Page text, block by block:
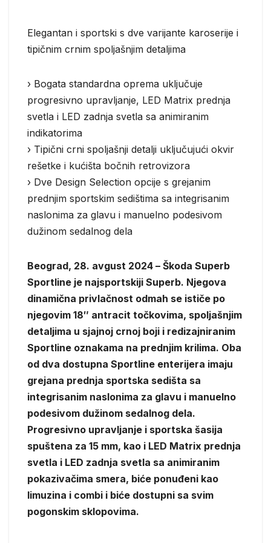
Elegantan i sportski s dve varijante karoserije i
tipičnim crnim spoljašnjim detaljima
› Bogata standardna oprema uključuje
progresivno upravljanje, LED Matrix prednja
svetla i LED zadnja svetla sa animiranim
indikatorima
› Tipični crni spoljašnji detalji uključujući okvir
rešetke i kućišta bočnih retrovizora
› Dve Design Selection opcije s grejanim
prednjim sportskim sedištima sa integrisanim
naslonima za glavu i manuelno podesivom
dužinom sedalnog dela
Beograd, 28. avgust 2024 – Škoda Superb
Sportline je najsportskiji Superb. Njegova
dinamična privlačnost odmah se ističe po
njegovim 18″ antracit točkovima, spoljašnjim
detaljima u sjajnoj crnoj boji i redizajniranim
Sportline oznakama na prednjim krilima. Oba
od dva dostupna Sportline enterijera imaju
grejana prednja sportska sedišta sa
integrisanim naslonima za glavu i manuelno
podesivom dužinom sedalnog dela.
Progresivno upravljanje i sportska šasija
spuštena za 15 mm, kao i LED Matrix prednja
svetla i LED zadnja svetla sa animiranim
pokazivačima smera, biće ponuđeni kao
limuzina i combi i biće dostupni sa svim
pogonskim sklopovima.